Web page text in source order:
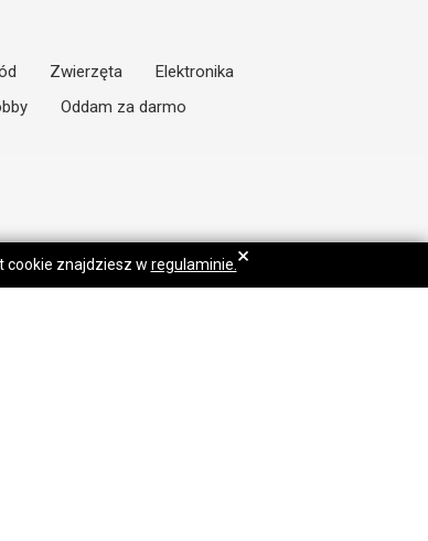
Zwierzęta
Elektronika
Oddam za darmo
cookie znajdziesz w regulaminie. ×